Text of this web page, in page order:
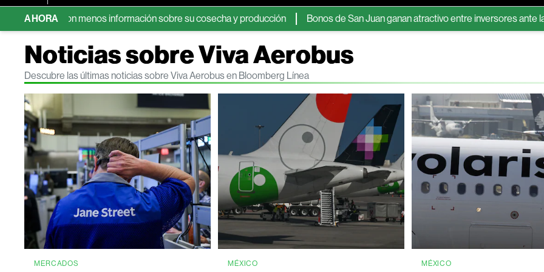
AHORA
con menos información sobre su cosecha y producción Bonos de San Juan ganan atractivo entre inversores ante la
Noticias sobre Viva Aerobus
Descubre las últimas noticias sobre Viva Aerobus en Bloomberg Línea
MERCADOS MÉXICO MÉXICO